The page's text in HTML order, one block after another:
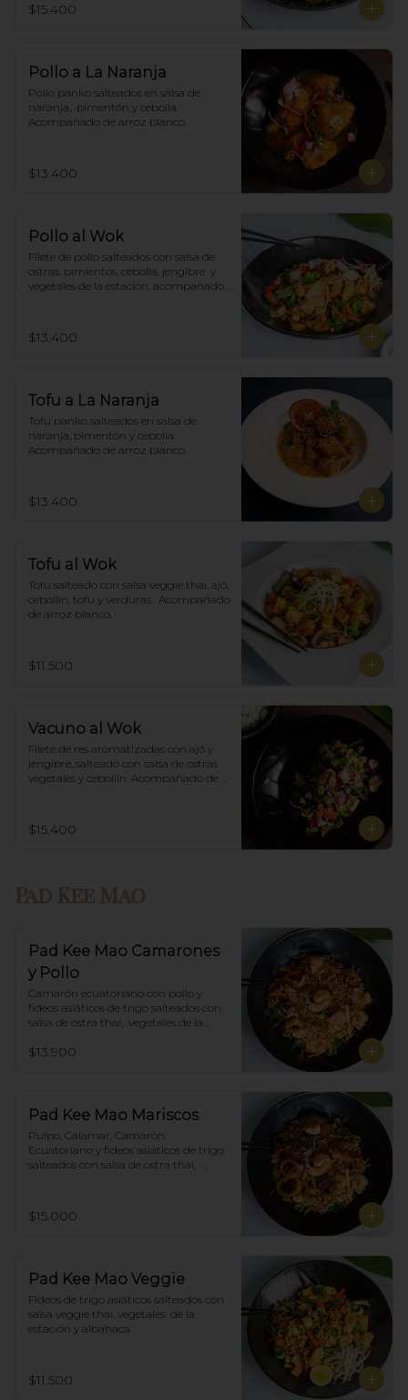
$15.400
Pollo a La Naranja
Pollo panko salteados en salsa de
naranja,  pimentón y cebolla.
Acompañado de arroz blanco.
$13.400
Pollo al Wok
Filete de pollo salteados con salsa de
ostras, pimientos, cebolla, jengibre  y
vegetales de la estación, acompañado
$13.400
Tofu a La Naranja
Tofu panko salteados en salsa de
naranja, pimentón y cebolla.
Acompañado de arroz blanco.
$13.400
Tofu al Wok
Tofu salteado con salsa veggie thai, ajó,
cebollín, tofu y verduras.  Acompañado
de arroz blanco.
$11.500
Vacuno al Wok
Filete de res aromatizadas con ajó y
jengibre, salteado con salsa de ostras
vegetales y cebollín. Acompañado de
$15.400
Pad Kee Mao Camarones
y Pollo
Camarón ecuatoriano con pollo y
fideos asiáticos de trigo salteados con
salsa de ostra thai,  vegetales de la
$13.900
Pad Kee Mao Mariscos
Pulpo, Calamar, Camarón
Ecuatoriano y fideos asiáticos de trigo
salteados con salsa de ostra thai,
$15.000
Pad Kee Mao Veggie
Fideos de trigo asiáticos salteados con
salsa veggie thai, vegetales  de la
estación y albahaca.
$11.500